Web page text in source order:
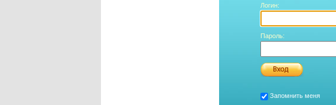
Логин:
Пароль:
Запомнить меня